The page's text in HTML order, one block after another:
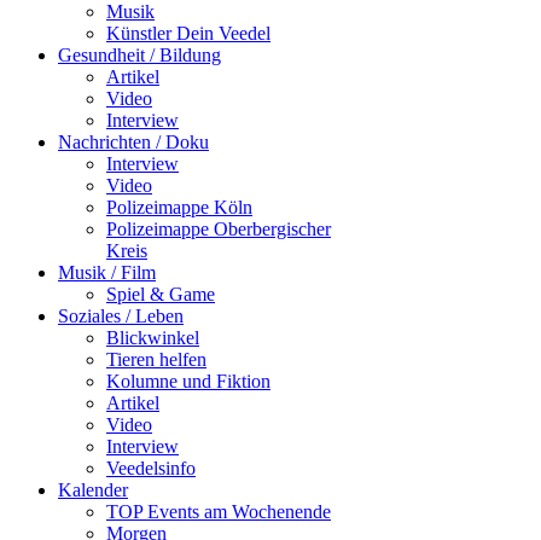
Musik
Künstler Dein Veedel
Gesundheit / Bildung
Artikel
Video
Interview
Nachrichten / Doku
Interview
Video
Polizeimappe Köln
Polizeimappe Oberbergischer
Kreis
Musik / Film
Spiel & Game
Soziales / Leben
Blickwinkel
Tieren helfen
Kolumne und Fiktion
Artikel
Video
Interview
Veedelsinfo
Kalender
TOP Events am Wochenende
Morgen